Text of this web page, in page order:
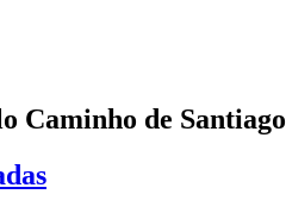
Caminho de Santiago